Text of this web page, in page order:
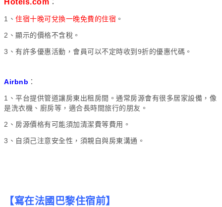
1、 住宿十晚可兌換一晚免費的住宿 。
2、顯示的價格不含稅。
3、有許多優惠活動，會員可以不定時收到9折的優惠代碼。
Airbnb ：
1、平台提供管道讓房東出租房間。 通常房源會有很多居家設備，像
是洗衣機、廚房等，適合長時間旅行的朋友。
2、房源價格有可能須加清潔費等費用。
3、自須己注意安全性，須親自與房東溝通。
【寫在法國巴黎住宿前】